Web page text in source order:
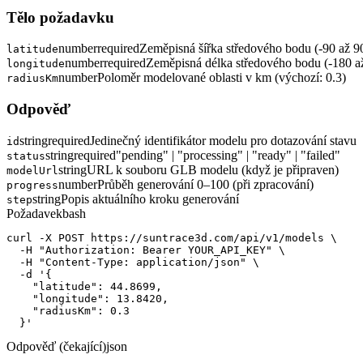
Tělo požadavku
latitudenumberrequiredZeměpisná šířka středového bodu (-90 až
longitudenumberrequiredZeměpisná délka středového bodu (-180
radiusKmnumberPoloměr modelované oblasti v km (výchozí: 0.3)
Odpověď
idstringrequiredJedinečný identifikátor modelu pro dotazování stavu
statusstringrequired"pending" | "processing" | "ready" | "failed"
modelUrl stringURL k souboru GLB modelu (když je připraven)
progressnumberPrůběh generování 0–100 (při zpracování)
stepstringPopis aktuálního kroku generování
Požadavekbash
curl -X POST https://suntrace3d.com/api/v1/models \
  -H "Authorization: Bearer YOUR_API_KEY" \
  -H "Content-Type: application/json" \
  -d '{
    "latitude": 44.8699,
    "longitude": 13.8420,
    "radiusKm": 0.3
  }'
Odpověď (čekající)json